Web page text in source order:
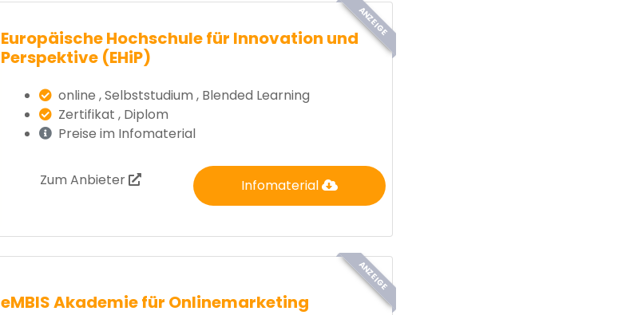
ANZEIGE
Europäische Hochschule für Innovation und
Perspektive (EHiP)
online , Selbststudium , Blended Learning
Zertifikat , Diplom
Preise im Infomaterial
Zum Anbieter Infomaterial
ANZEIGE
eMBIS Akademie für Onlinemarketing